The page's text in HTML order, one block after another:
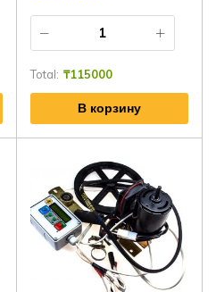
Total: ₸115000
В корзину